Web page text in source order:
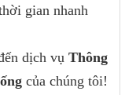
gian nhanh
dịch vụ Thông
của chúng tôi!